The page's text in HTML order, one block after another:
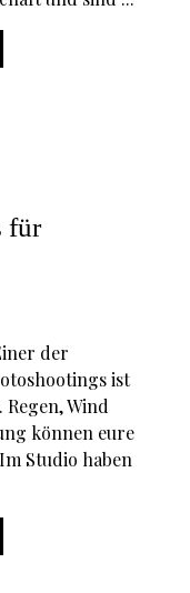
für
der
ist
Wind
können eure
Studio haben